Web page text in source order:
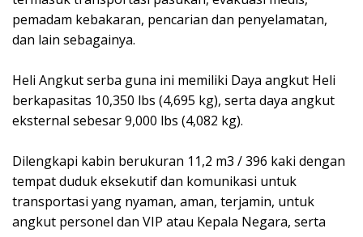
pemadam kebakaran, pencarian dan penyelamatan,
dan lain sebagainya.
Heli Angkut serba guna ini memiliki Daya angkut Heli
berkapasitas 10,350 lbs (4,695 kg), serta daya angkut
eksternal sebesar 9,000 lbs (4,082 kg).
Dilengkapi kabin berukuran 11,2 m3 / 396 kaki dengan
tempat duduk eksekutif dan komunikasi untuk
transportasi yang nyaman, aman, terjamin, untuk
angkut personel dan VIP atau Kepala Negara, serta